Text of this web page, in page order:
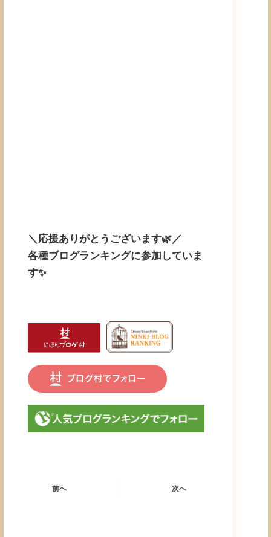
＼応援ありがとうございます🌿／
各種ブログランキングに参加していま
す✨
前へ 次へ